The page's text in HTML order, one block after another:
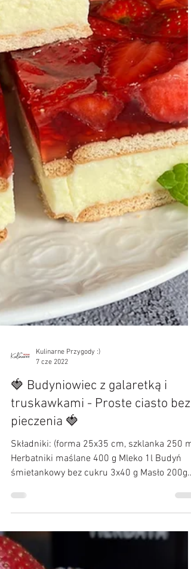
Kulinarne Przygody :)
7 cze 2022
🍓 Budyniowiec z galaretką i
truskawkami - Proste ciasto bez
pieczenia 🍓
Składniki: (forma 25x35 cm, szklanka 250
Herbatniki maślane 400 g Mleko 1l Budyń